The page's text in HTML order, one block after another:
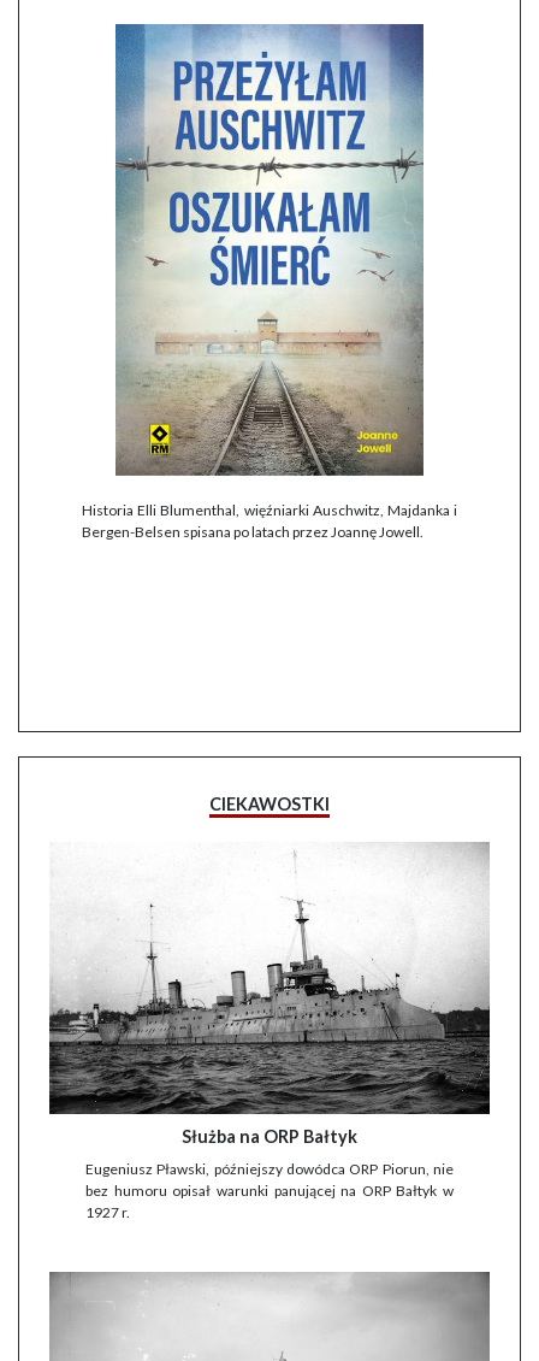
Historia Elli Blumenthal, więźniarki Auschwitz, Majdanka i
Bergen-Belsen spisana po latach przez Joannę Jowell.
CIEKAWOSTKI
Służba na ORP Bałtyk
Eugeniusz Pławski, późniejszy dowódca ORP Piorun, nie
bez humoru opisał warunki panującej na ORP Bałtyk w
1927 r.